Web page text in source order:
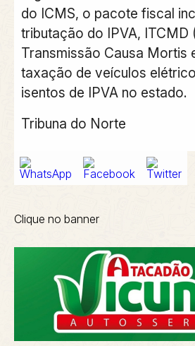
do ICMS, o pacote fiscal
tributação do IPVA, ITCMD
Transmissão Causa Mortis
taxação de veículos
isentos de IPVA no estado.
Tribuna do Norte
Clique no banner